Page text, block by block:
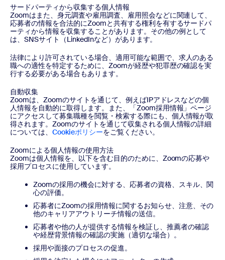
サードパーティから収集する個人情報
Zoomはまた、身元調査や雇用調査、雇用照会などに関連して、
応募者の情報を合法的にZoomと共有する権利を有するサードパ
ーティから情報を収集することがあります。その他の例として
は、SNSサイト（LinkedInなど）があります。
法律により許可されている場合、適用可能な範囲で、求人のある
職への適性を特定するために、Zoomが経歴や犯罪歴の確認を実
行する必要がある場合もあります。
自動収集
Zoomは、Zoomのサイトを通じて、例えばIPアドレスなどの個
人情報を自動的に取得します。また、「Zoom採用情報」ページ
にアクセスして募集職種を閲覧・検索する際にも、個人情報が取
得されます。Zoomのサイトを通じて収集される個人情報の詳細
については、 Cookieポリシーをご覧ください。
Zoomによる個人情報の使用方法
Zoomは個人情報を、以下を含む目的のために、Zoomの応募や
採用プロセスに使用しています。
Zoomの採用の機会に対する、応募者の資格、スキル、関
心の評価。
応募者にZoomの採用情報に関するお知らせ、注意、その
他のキャリアアウトリーチ情報の送信。
応募者や他の人が提供する情報を検証し、推薦者の確認
や経歴背景情報の確認の実施（適切な場合）。
採用や面接のプロセスの促進。